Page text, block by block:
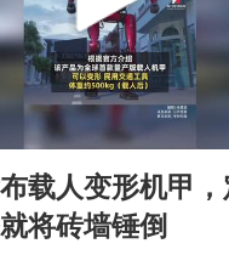
“新疆的交警怎么个
情侣平潭拍日出坠
载人变形机甲
将砖墙锤倒